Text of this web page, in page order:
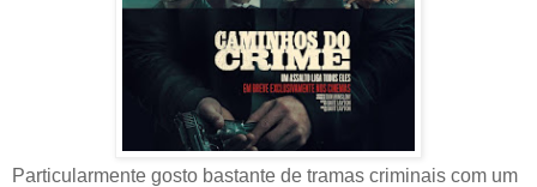
Particularmente gosto bastante de tramas criminais com um